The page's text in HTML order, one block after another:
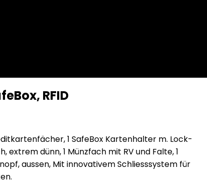
RFID
1 SafeBox Kartenhalter m. Lock-
extrem dünn, 1 Münzfach mit RV und Falte, 1
aussen, Mit innovativem Schliesssystem für